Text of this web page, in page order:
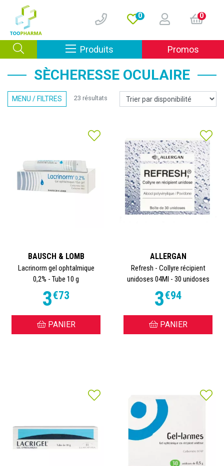
0 0
Produits Afficher la navigation
Promos
SÈCHERESSE OCULAIRE
MENU / FILTRES 23 résultats
BAUSCH & LOMB
Lacrinorm gel ophtalmique
0,2% - Tube 10 g
3€73
PANIER
ALLERGAN
Refresh - Collyre récipient
unidoses 04Ml - 30 unidoses
3€94
PANIER